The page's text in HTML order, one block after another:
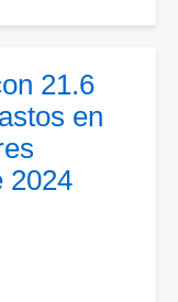
21.6
en
2024